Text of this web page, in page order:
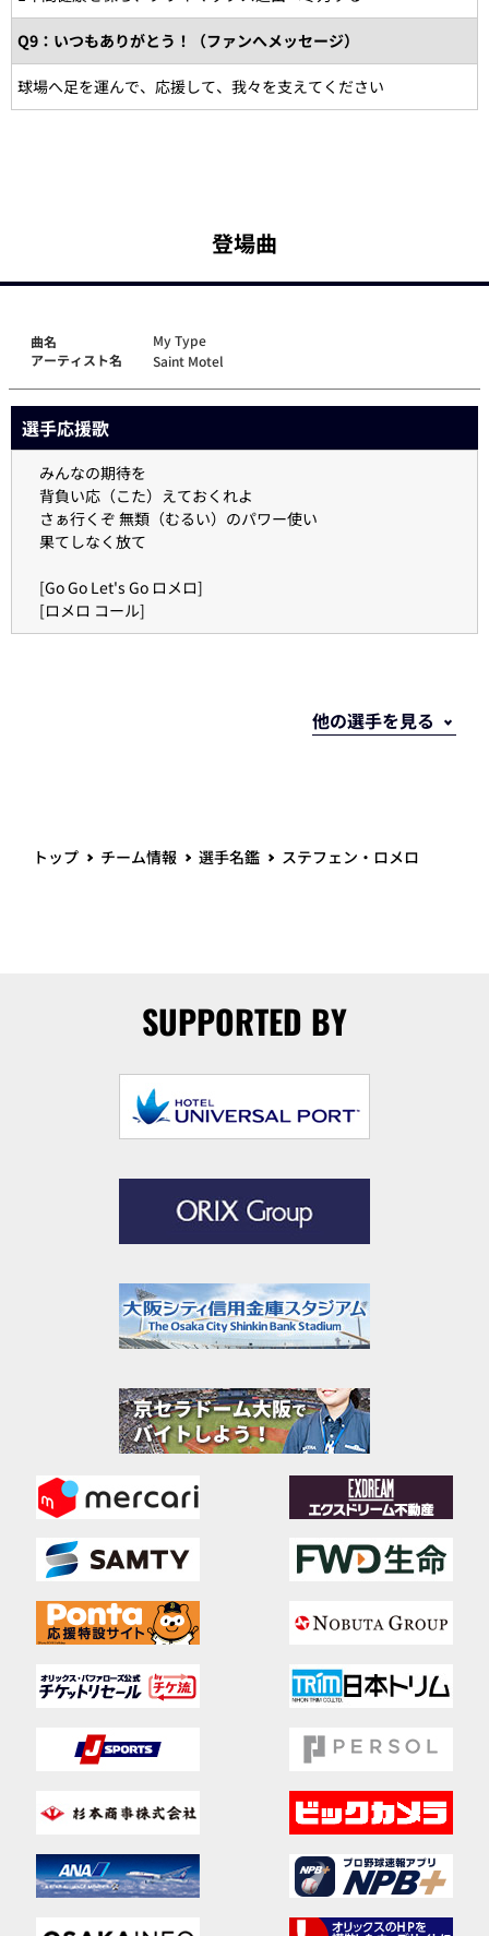
Q9：いつもありがとう！（ファンへメッセージ）
球場へ足を運んで、応援して、我々を支えてください
登場曲
曲名
アーティスト名
My Type
Saint Motel
選手応援歌
みんなの期待を
背負い応（こた）えておくれよ
さぁ行くぞ 無類（むるい）のパワー使い
果てしなく放て
[Go Go Let's Go ロメロ]
[ロメロ コール]
トップ チーム情報 選手名鑑 ステフェン・ロメロ
SUPPORTED BY